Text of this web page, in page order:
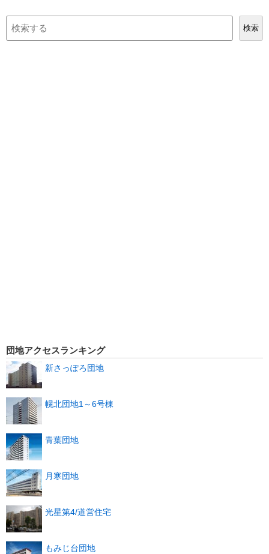
検
検索
団地アクセスランキング
新さっぽろ団地
幌北団地1～6号棟
青葉団地
月寒団地
光星第4/道営住宅
もみじ台団地